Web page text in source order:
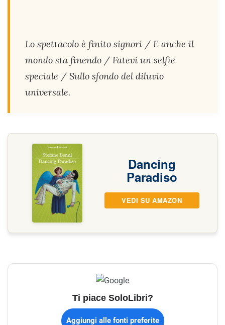
Lo spettacolo è finito signori / E anche il
mondo sta finendo / Fatevi un selfie
speciale / Sullo sfondo del diluvio
universale.
Dancing
Paradiso
VEDI SU AMAZON
Ti piace SoloLibri?
Aggiungi alle fonti preferite